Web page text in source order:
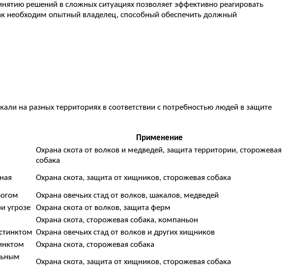
решений в сложных ситуациях позволяет эффективно реагировать
необходим опытный владелец, способный обеспечить должный
на разных территориях в соответствии с потребностью людей в защите
Применение
Охрана скота от волков и медведей, защита территории, сторожевая
собака
Охрана скота, защита от хищников, сторожевая собака
Охрана овечьих стад от волков, шакалов, медведей
угрозе
Охрана скота от волков, защита ферм
Охрана скота, сторожевая собака, компаньон
Охрана овечьих стад от волков и других хищников
Охрана скота, сторожевая собака
Охрана скота, защита от хищников, сторожевая собака